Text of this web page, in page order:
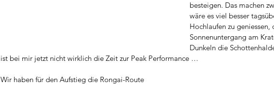
besteigen. Das machen
wäre es viel besser
Hochlaufen zu geniessen,
Sonnenuntergang am
Dunkeln die
ist bei mir jetzt nicht wirklich die Zeit zur Peak Performance …
Wir haben für den Aufstieg die Rongai-Route